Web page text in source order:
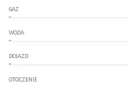
GAZ
WODA
DOJAZD
OTOCZENIE